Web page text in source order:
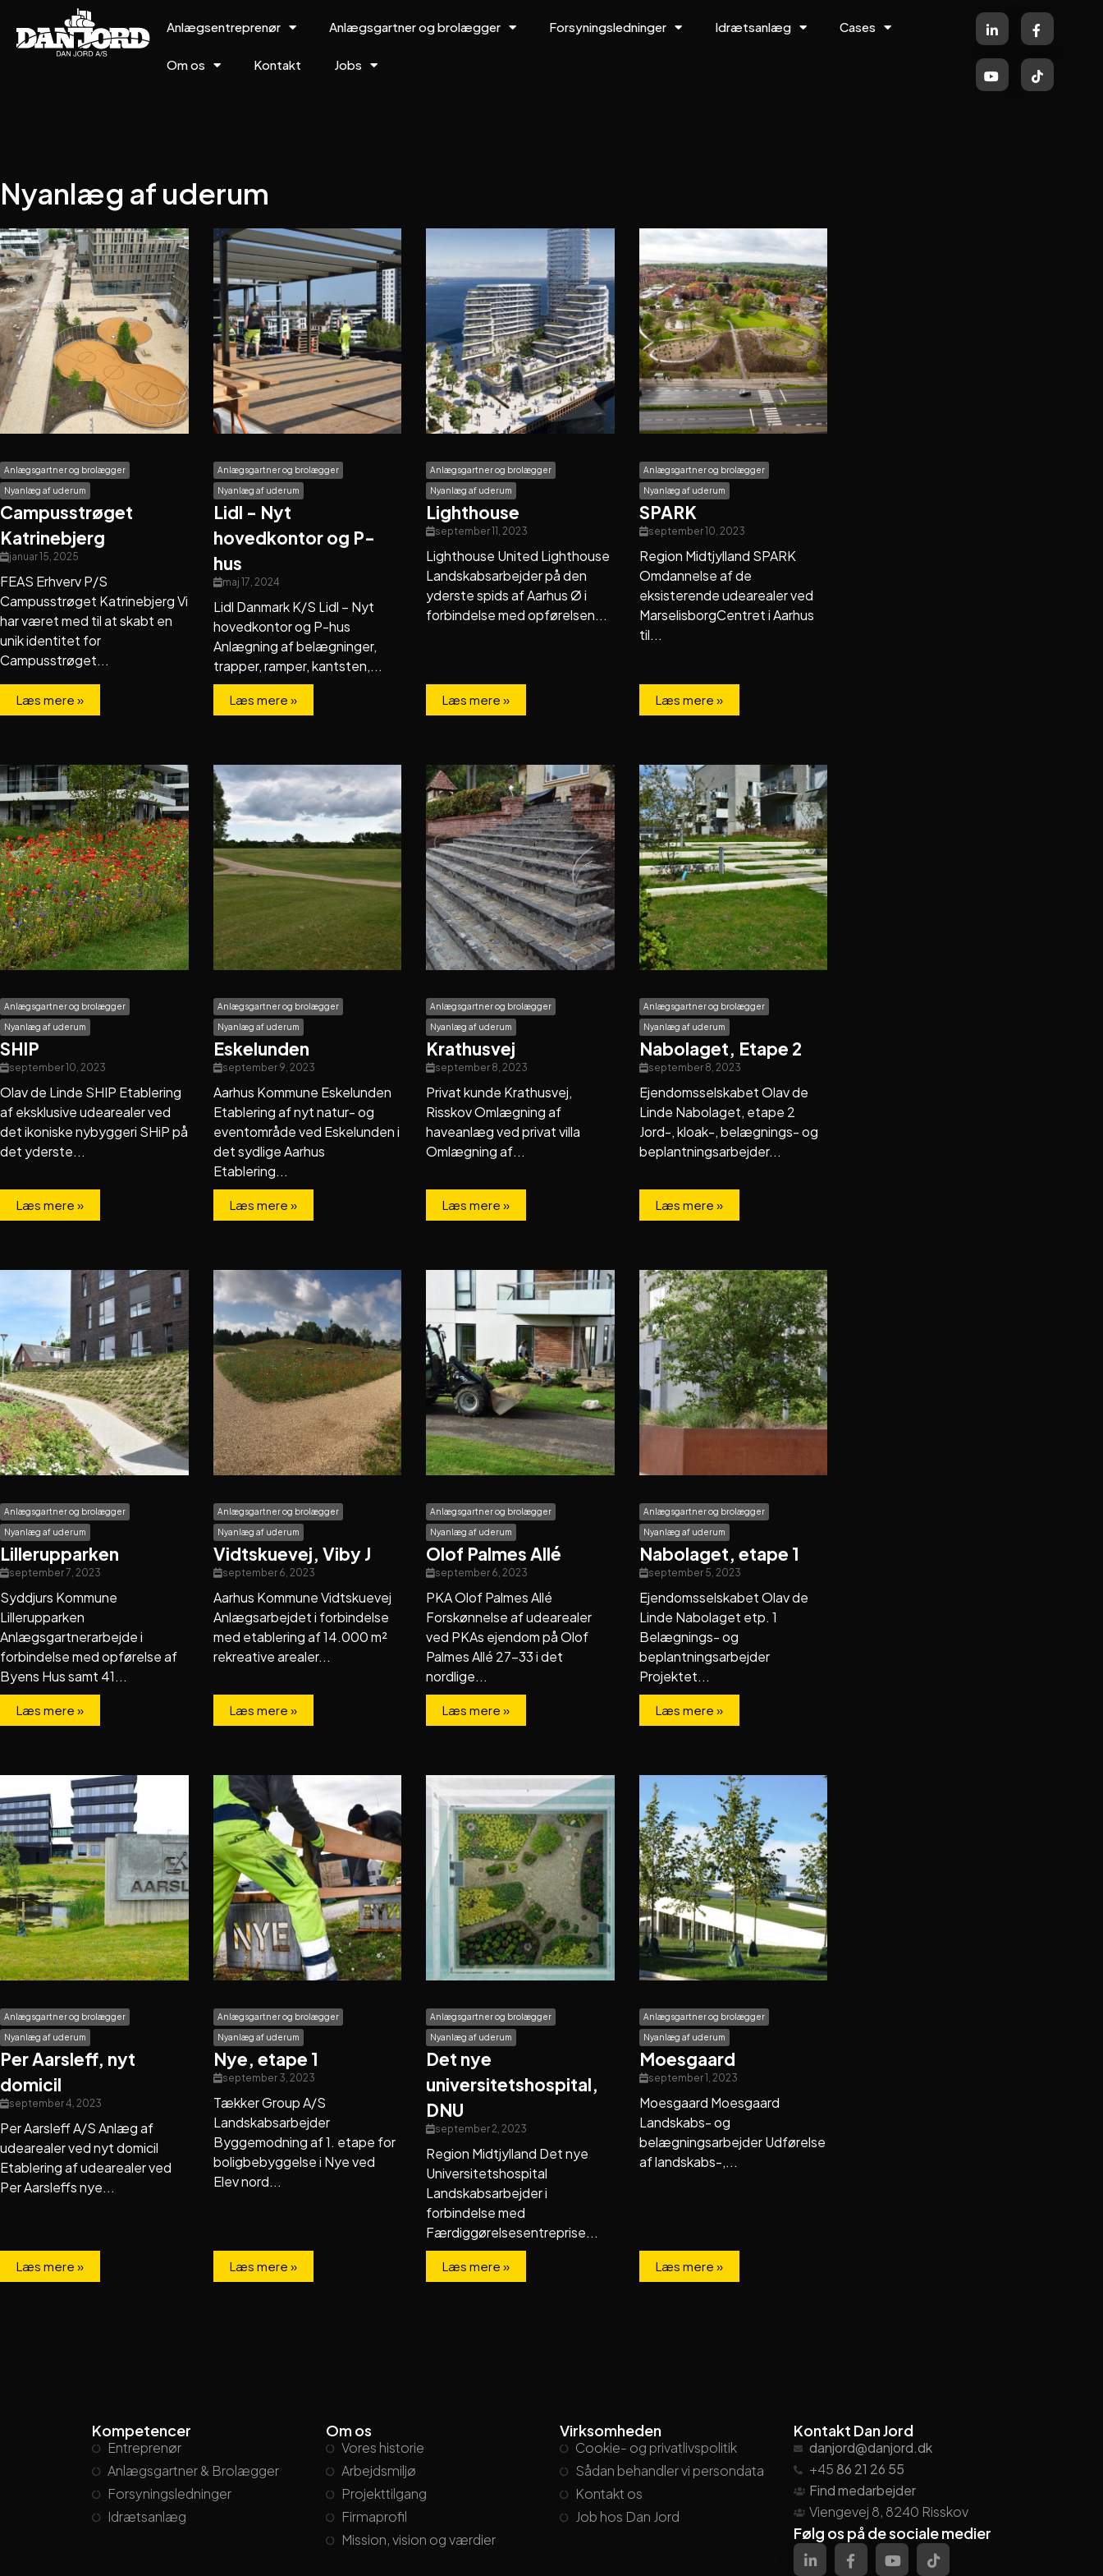
Anlægsentreprenør Anlægsgartner og brolægger Forsyningsledninger Idrætsanlæg Cases
Om os Kontakt Jobs
Nyanlæg af uderum
Anlægsgartner og brolægger
Nyanlæg af uderum
Campusstrøget
Katrinebjerg
januar 15, 2025
FEAS Erhverv P/S
Campusstrøget Katrinebjerg Vi
har været med til at skabt en
unik identitet for
Campusstrøget...
Læs mere »
Anlægsgartner og brolægger
Nyanlæg af uderum
Lidl - Nyt
hovedkontor og P-
hus
maj 17, 2024
Lidl Danmark K/S Lidl – Nyt
hovedkontor og P-hus
Anlægning af belægninger,
trapper, ramper, kantsten,...
Læs mere »
Anlægsgartner og brolægger
Nyanlæg af uderum
Lighthouse
september 11, 2023
Lighthouse United Lighthouse
Landskabsarbejder på den
yderste spids af Aarhus Ø i
forbindelse med opførelsen...
Læs mere »
Anlægsgartner og brolægger
Nyanlæg af uderum
SPARK
september 10, 2023
Region Midtjylland SPARK
Omdannelse af de
eksisterende udearealer ved
MarselisborgCentret i Aarhus
til...
Læs mere »
Anlægsgartner og brolægger
Nyanlæg af uderum
SHIP
september 10, 2023
Olav de Linde SHIP Etablering
af eksklusive udearealer ved
det ikoniske nybyggeri SHiP på
det yderste...
Læs mere »
Anlægsgartner og brolægger
Nyanlæg af uderum
Eskelunden
september 9, 2023
Aarhus Kommune Eskelunden
Etablering af nyt natur- og
eventområde ved Eskelunden i
det sydlige Aarhus
Etablering...
Læs mere »
Anlægsgartner og brolægger
Nyanlæg af uderum
Krathusvej
september 8, 2023
Privat kunde Krathusvej,
Risskov Omlægning af
haveanlæg ved privat villa
Omlægning af...
Læs mere »
Anlægsgartner og brolægger
Nyanlæg af uderum
Nabolaget, Etape 2
september 8, 2023
Ejendomsselskabet Olav de
Linde Nabolaget, etape 2
Jord-, kloak-, belægnings- og
beplantningsarbejder...
Læs mere »
Anlægsgartner og brolægger
Nyanlæg af uderum
Lillerupparken
september 7, 2023
Syddjurs Kommune
Lillerupparken
Anlægsgartnerarbejde i
forbindelse med opførelse af
Byens Hus samt 41...
Læs mere »
Anlægsgartner og brolægger
Nyanlæg af uderum
Vidtskuevej, Viby J
september 6, 2023
Aarhus Kommune Vidtskuevej
Anlægsarbejdet i forbindelse
med etablering af 14.000 m²
rekreative arealer...
Læs mere »
Anlægsgartner og brolægger
Nyanlæg af uderum
Olof Palmes Allé
september 6, 2023
PKA Olof Palmes Allé
Forskønnelse af udearealer
ved PKAs ejendom på Olof
Palmes Allé 27-33 i det
nordlige...
Læs mere »
Anlægsgartner og brolægger
Nyanlæg af uderum
Nabolaget, etape 1
september 5, 2023
Ejendomsselskabet Olav de
Linde Nabolaget etp. 1
Belægnings- og
beplantningsarbejder
Projektet...
Læs mere »
Anlægsgartner og brolægger
Nyanlæg af uderum
Per Aarsleff, nyt
domicil
september 4, 2023
Per Aarsleff A/S Anlæg af
udearealer ved nyt domicil
Etablering af udearealer ved
Per Aarsleffs nye...
Læs mere »
Anlægsgartner og brolægger
Nyanlæg af uderum
Nye, etape 1
september 3, 2023
Tækker Group A/S
Landskabsarbejder
Byggemodning af 1. etape for
boligbebyggelse i Nye ved
Elev nord...
Læs mere »
Anlægsgartner og brolægger
Nyanlæg af uderum
Det nye
universitetshospital,
DNU
september 2, 2023
Region Midtjylland Det nye
Universitetshospital
Landskabsarbejder i
forbindelse med
Færdiggørelsesentreprise...
Læs mere »
Anlægsgartner og brolægger
Nyanlæg af uderum
Moesgaard
september 1, 2023
Moesgaard Moesgaard
Landskabs- og
belægningsarbejder Udførelse
af landskabs-,...
Læs mere »
Kompetencer
Entreprenør
Anlægsgartner & Brolægger
Forsyningsledninger
Idrætsanlæg
Om os
Vores historie
Arbejdsmiljø
Projekttilgang
Firmaprofil
Mission, vision og værdier
Virksomheden
Cookie- og privatlivspolitik
Sådan behandler vi persondata
Kontakt os
Job hos Dan Jord
Kontakt Dan Jord
danjord@danjord.dk
+4586 21 26 55
Find medarbejder
Viengevej 8, 8240 Risskov
Følg os på de sociale medier